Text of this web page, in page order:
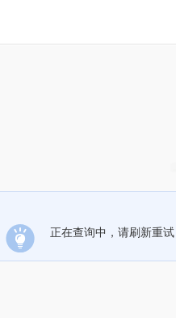
正在查询中，请刷新重试